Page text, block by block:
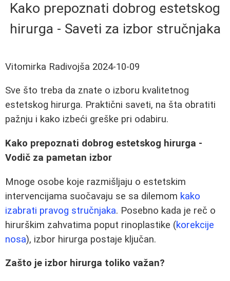
Kako prepoznati dobrog estetskog
hirurga - Saveti za izbor stručnjaka
Vitomirka Radivojša 2024-10-09
Sve što treba da znate o izboru kvalitetnog
estetskog hirurga. Praktični saveti, na šta obratiti
pažnju i kako izbeći greške pri odabiru.
Kako prepoznati dobrog estetskog hirurga -
Vodič za pametan izbor
Mnoge osobe koje razmišljaju o estetskim
intervencijama suočavaju se sa dilemom kako
izabrati pravog stručnjaka. Posebno kada je reč o
hirurškim zahvatima poput rinoplastike (korekcije
nosa), izbor hirurga postaje ključan.
Zašto je izbor hirurga toliko važan?